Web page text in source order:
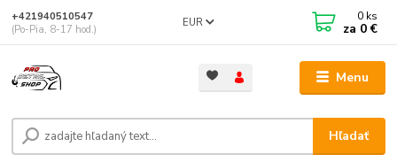
Menu
EUR
Hľadať
+421940510547
(Po-Pia, 8-17 hod.)
0 ks
za 0 €